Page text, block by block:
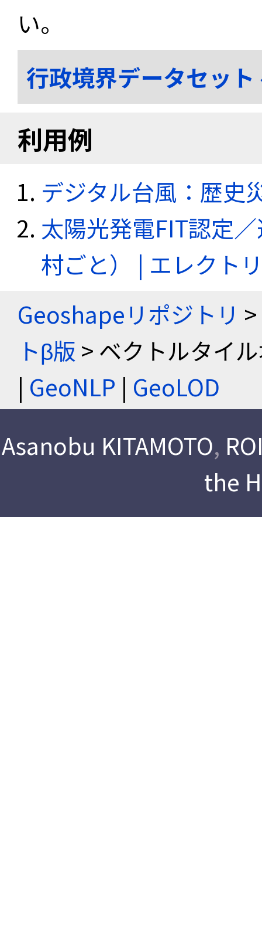
い。
行政境界データセッ
利用例
デジタル台風：歴史
太陽光発電FIT認定
村ごと） | エレクト
Geoshapeリポジトリ >
トβ版 > ベクトルタイ
| GeoNLP | GeoLOD
Asanobu KITAMOTO,
the